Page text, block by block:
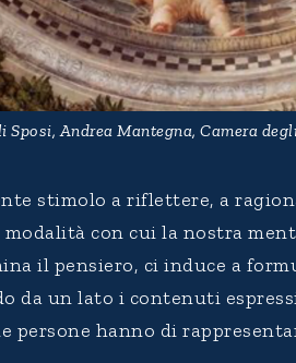
Sposi, Andrea Mantegna, Camera
stimolo a riflettere, a
con cui la nostra
il pensiero, ci induce a
da un lato i contenuti
persone hanno di